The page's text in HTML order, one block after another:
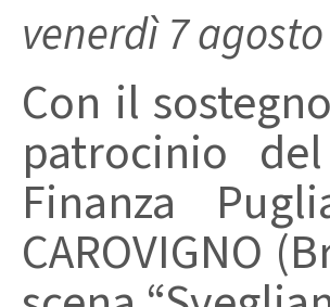
venerdì 7
Con il
patrocinio
Finanza
CAROVIGNO